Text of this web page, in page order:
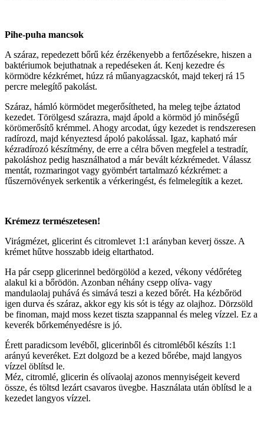
Pihe-puha mancsok
A száraz, repedezett bőrű kéz érzékenyebb a fertőzésekre, hiszen a
baktériumok bejuthatnak a repedéseken át. Kenj kezedre és
körmödre kézkrémet, húzz rá műanyagzacskót, majd tekerj rá 15
percre melegítő pakolást.
Száraz, hámló körmödet megerősítheted, ha meleg tejbe áztatod
kezedet. Törölgesd szárazra, majd ápold a körmöd jó minőségű
körömerősítő krémmel. Ahogy arcodat, úgy kezedet is rendszeresen
radírozd, majd kényeztesd ápoló pakolással. Igaz, kapható már
kézradírozó készítmény, de erre a célra bőven megfelel a testradír,
pakoláshoz pedig használhatod a már bevált kézkrémedet. Válassz
mentát, rozmaringot vagy gyömbért tartalmazó kézkrémet: a
fűszernövények serkentik a vérkeringést, és felmelegítik a kezet.
Krémezz természetesen!
Virágmézet, glicerint és citromlevet 1:1 arányban keverj össze. A
krémet hűtve hosszabb ideig eltarthatod.
Ha pár csepp glicerinnel bedörgölöd a kezed, vékony védőréteg
alakul ki a bőrödön. Azonban néhány csepp olíva- vagy
mandulaolaj puhává és simává teszi a kezed bőrét. Ha kézbőröd
igen durva és száraz, akkor egy kis sót is tégy az olajhoz. Dörzsöld
be finoman, majd moss kezet tiszta szappannal és meleg vízzel. Ez a
keverék bőrkeményedésre is jó.
Érett paradicsom levéből, glicerinből és citromléből készíts 1:1
arányú keveréket. Ezt dolgozd be a kezed bőrébe, majd langyos
vízzel öblítsd le.
Méz, citromlé, glicerin és olívaolaj azonos mennyiségeit keverd
össze, és töltsd lezárt csavaros üvegbe. Használata után öblítsd le a
kezedet langyos vízzel.